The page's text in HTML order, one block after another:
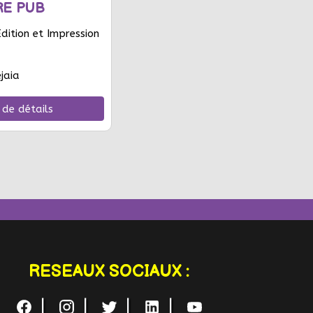
PUB
et Impression
détails
RESEAUX SOCIAUX :